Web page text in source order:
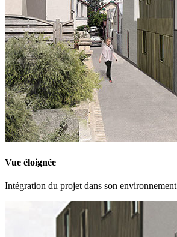
Vue éloignée
Intégration du projet dans son environnement